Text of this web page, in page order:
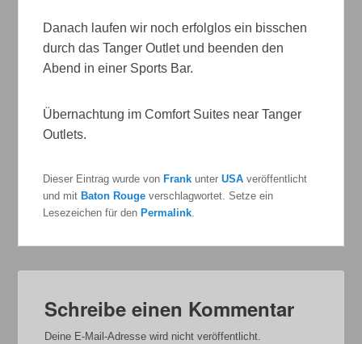
Danach laufen wir noch erfolglos ein bisschen
durch das Tanger Outlet und beenden den
Abend in einer Sports Bar.
Übernachtung im Comfort Suites near Tanger
Outlets.
Dieser Eintrag wurde von Frank unterUSA veröffentlicht
und mit Baton Rouge verschlagwortet. Setze ein
Lesezeichen für den Permalink.
Schreibe einen Kommentar
Deine E-Mail-Adresse wird nicht veröffentlicht.